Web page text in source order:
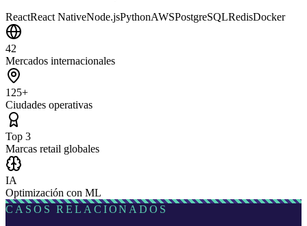
ReactReact NativeNode.jsPythonAWSPostgreSQLRedisDocker
42
Mercados internacionales
125+
Ciudades operativas
Top 3
Marcas retail globales
IA
Optimización con ML
CASOS RELACIONADOS